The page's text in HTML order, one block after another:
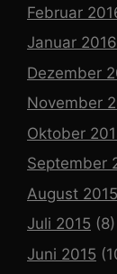
Februar
Januar 2016
Dezember
November
Oktober
September
August 2015
Juli 2015 (8)
Juni 2015